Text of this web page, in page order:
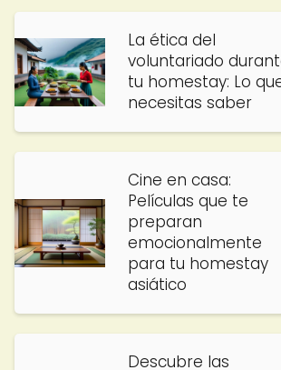
La ética del
voluntariado
tu homestay: Lo
necesitas saber
Cine en casa:
Películas que te
preparan
emocionalmente
para tu homestay
asiático
Descubre las